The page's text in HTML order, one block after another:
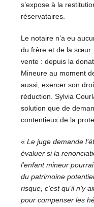
s’expose à la
réservataires.
Le notaire n’a eu
du frère et de la sœur.
vente : depuis la
Mineure au moment
aussi, exercer son
réduction. Sylvia
solution que de
contentieux de la
« Le juge demande
évaluer si la
l’enfant mineur
du patrimoine
risque, c’est qu’il n’y
pour compenser les